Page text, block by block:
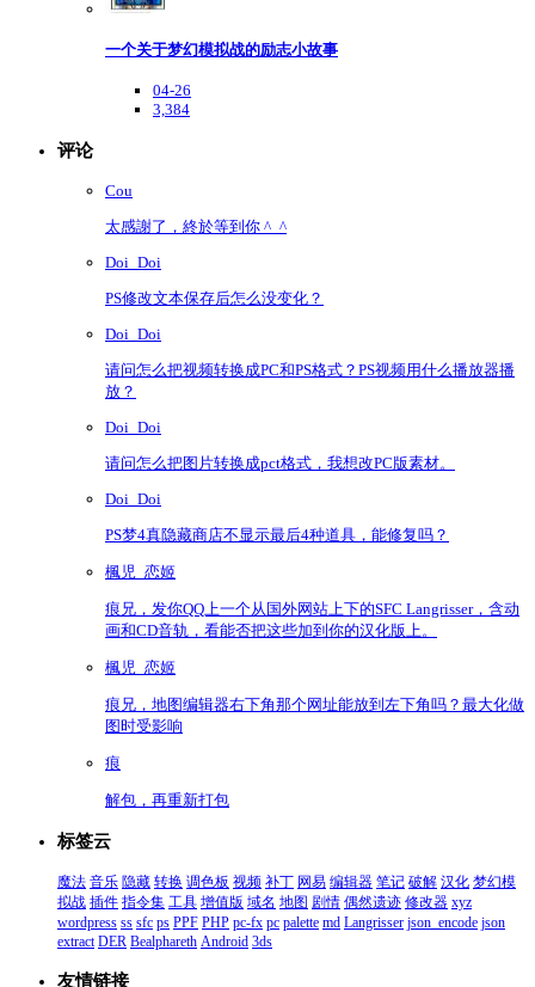
一个关于梦幻模拟战的励志小故事
04-26
3,384
评论
Cou
太感謝了，終於等到你 ^_^
Doi_Doi
PS修改文本保存后怎么没变化？
Doi_Doi
请问怎么把视频转换成PC和PS格式？PS视频用什么播放器播
放？
Doi_Doi
请问怎么把图片转换成pct格式，我想改PC版素材。
Doi_Doi
PS梦4真隐藏商店不显示最后4种道具，能修复吗？
楓児_恋姬
痕兄，发你QQ上一个从国外网站上下的SFC Langrisser，含动
画和CD音轨，看能否把这些加到你的汉化版上。
楓児_恋姬
痕兄，地图编辑器右下角那个网址能放到左下角吗？最大化做
图时受影响
痕
解包，再重新打包
标签云
魔法 音乐 隐藏 转换 调色板 视频 补丁 网易 编辑器 笔记 破解 汉化 梦幻模
拟战 插件 指令集 工具 增值版 域名 地图 剧情 偶然遗迹 修改器 xyz
wordpress ss sfc ps PPF PHP pc-fx pc palette md Langrisser json_encode json
extract DER Bealphareth Android 3ds
友情链接